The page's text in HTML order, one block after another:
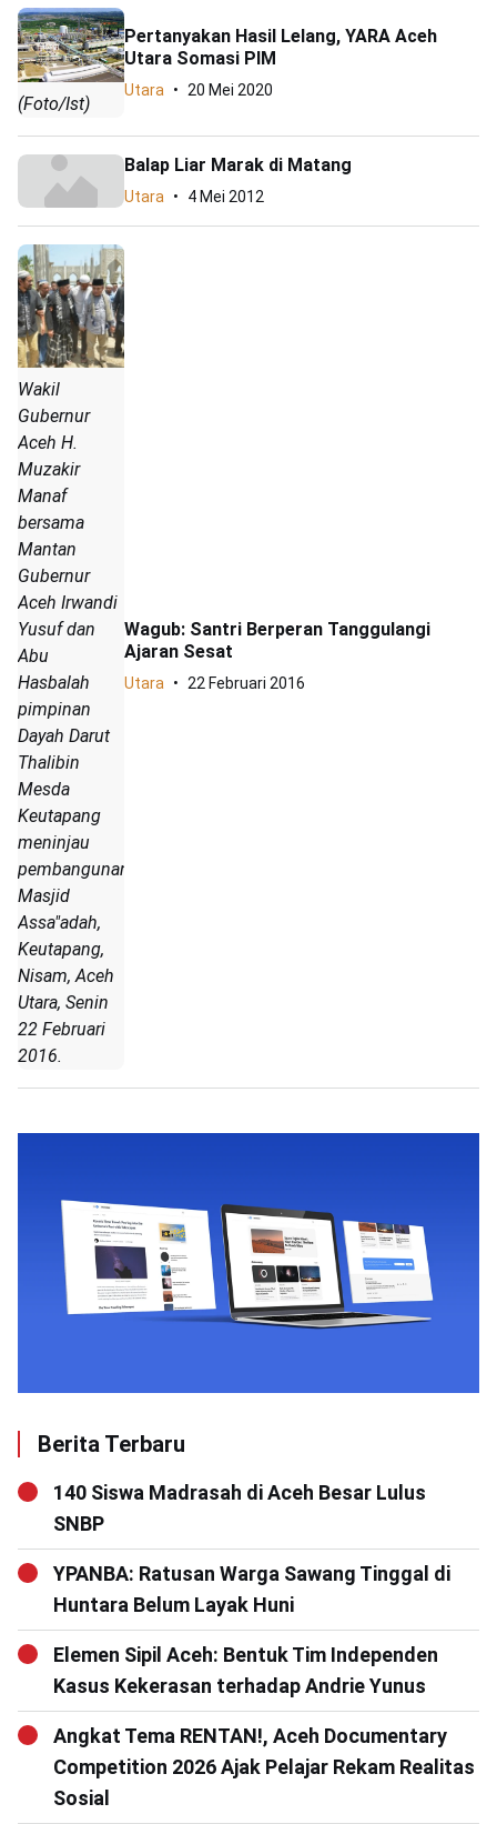
(Foto/Ist)
Pertanyakan Hasil Lelang, YARA Aceh
Utara Somasi PIM
Utara 20 Mei 2020
Balap Liar Marak di Matang
Utara 4 Mei 2012
Wakil
Gubernur
Aceh H.
Muzakir
Manaf
bersama
Mantan
Gubernur
Aceh Irwandi
Yusuf dan
Abu
Hasbalah
pimpinan
Dayah Darut
Thalibin
Mesda
Keutapang
meninjau
pembangunan
Masjid
Assa"adah,
Keutapang,
Nisam, Aceh
Utara, Senin
22 Februari
2016.
Wagub: Santri Berperan Tanggulangi
Ajaran Sesat
Utara 22 Februari 2016
Berita Terbaru
140 Siswa Madrasah di Aceh Besar Lulus
SNBP
YPANBA: Ratusan Warga Sawang Tinggal di
Huntara Belum Layak Huni
Elemen Sipil Aceh: Bentuk Tim Independen
Kasus Kekerasan terhadap Andrie Yunus
Angkat Tema RENTAN!, Aceh Documentary
Competition 2026 Ajak Pelajar Rekam Realitas
Sosial